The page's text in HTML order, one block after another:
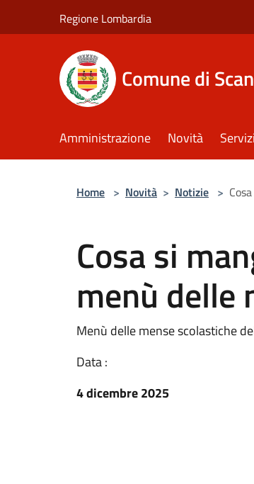
Regione Lombardia
Comune di
Amministrazione Novità Servizi
Home > Novità > Notizie >
Cosa si
menù delle
Menù delle mense scolastiche
Data :
4 dicembre 2025